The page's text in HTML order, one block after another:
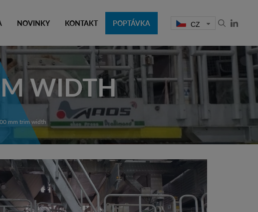
NOVINKY KONTAKT POPTÁVKA CZ
WIDTH
mm trim width